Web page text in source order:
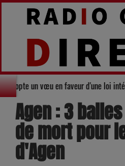
du Gers adopte un vœu
Agen : 3
de mort pour
d'Agen